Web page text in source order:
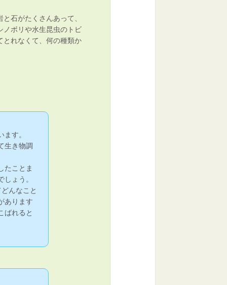
石がたくさんあって、
ノボリや水生昆虫のトビ
とれなくて、何の種類か
す。
生き物調
たことま
ょう。
んなこと
あります
ばれると